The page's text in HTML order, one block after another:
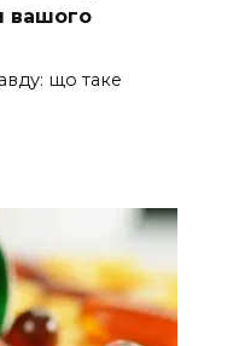
вашого
що таке